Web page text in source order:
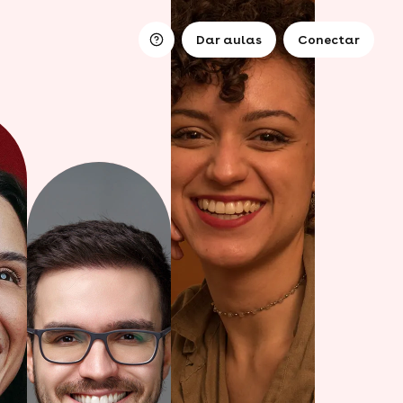
Dar aulas Conectar